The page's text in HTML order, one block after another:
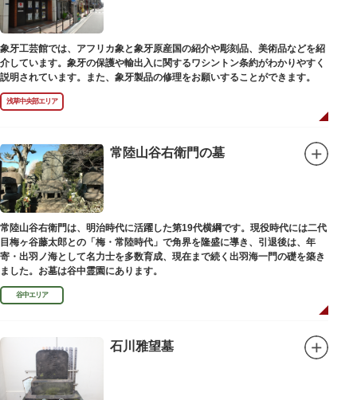
象牙工芸館では、アフリカ象と象牙原産国の紹介や彫刻品、美術品などを紹
介しています。象牙の保護や輸出入に関するワシントン条約がわかりやすく
説明されています。また、象牙製品の修理をお願いすることができます。
浅草中央部エリア
常陸山谷右衛門の墓
常陸山谷右衛門は、明治時代に活躍した第19代横綱です。現役時代には二代
目梅ヶ谷藤太郎との「梅・常陸時代」で角界を隆盛に導き、引退後は、年
寄・出羽ノ海として名力士を多数育成、現在まで続く出羽海一門の礎を築き
ました。お墓は谷中霊園にあります。
谷中エリア
石川雅望墓